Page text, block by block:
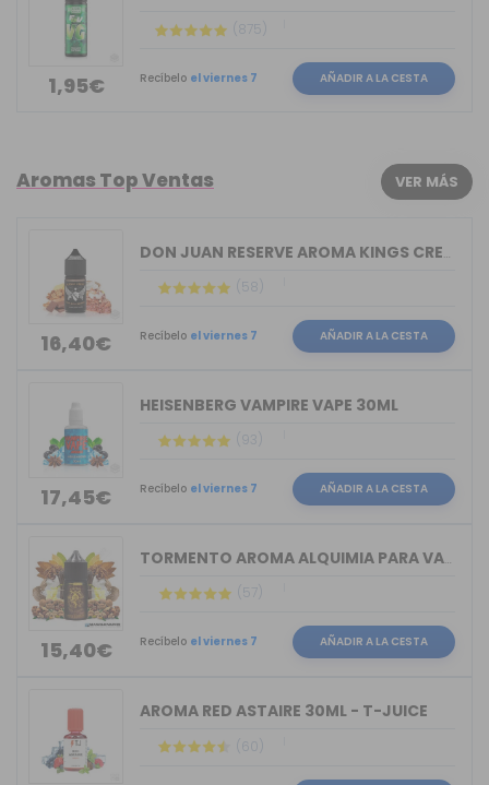
1,95€
(875)
Recíbelo el viernes 7 AÑADIR A LA CESTA
Aromas Top Ventas VER MÁS
16,40€
DON JUAN RESERVE AROMA KINGS CREST 30ML
(58)
Recíbelo el viernes 7 AÑADIR A LA CESTA
17,45€
HEISENBERG VAMPIRE VAPE 30ML
(93)
Recíbelo el viernes 7 AÑADIR A LA CESTA
15,40€
TORMENTO AROMA ALQUIMIA PARA VAPERS 30ML
(57)
Recíbelo el viernes 7 AÑADIR A LA CESTA
AROMA RED ASTAIRE 30ML - T-JUICE
(60)